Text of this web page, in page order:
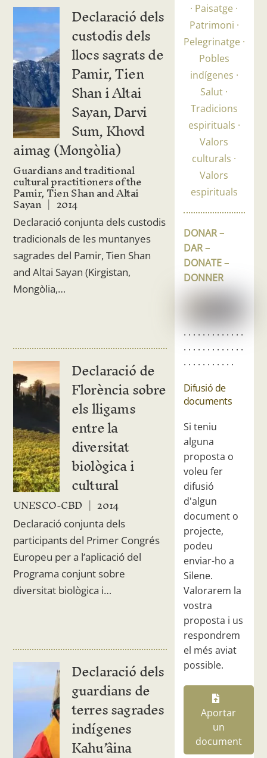
Declaració dels
custodis dels
llocs sagrats de
Pamir, Tien
Shan i Altai
Sayan, Darvi
Sum, Khovd
aimag (Mongòlia)
Guardians and traditional
cultural practitioners of the
Pamir, Tien Shan and Altai
Sayan 2014
Declaració conjunta dels custodis
tradicionals de les muntanyes
sagrades del Pamir, Tien Shan
and Altai Sayan (Kirgistan,
Mongòlia,…
Declaració de
Florència sobre
els lligams
entre la
diversitat
biològica i
cultural
UNESCO-CBD 2014
Declaració conjunta dels
participants del Primer Congrés
Europeu per a l’aplicació del
Programa conjunt sobre
diversitat biològica i…
Declaració dels
guardians de
terres sagrades
indígenes
Kahu’âina
Paisatge
Patrimoni
Pelegrinatge
Pobles
indígenes
Salut
Tradicions
espirituals
Valors
culturals
Valors
espirituals
DONAR –
DAR –
DONATE –
DONNER
. . . . . . . . . . . . .
. . . . . . . . . . . . .
. . . . . . . . . . .
Difusió de
documents
Si teniu
alguna
proposta o
voleu fer
difusió
d'algun
document o
projecte,
podeu
enviar-ho a
Silene.
Valorarem la
vostra
proposta i us
respondrem
el més aviat
possible.
Aportar
un
document